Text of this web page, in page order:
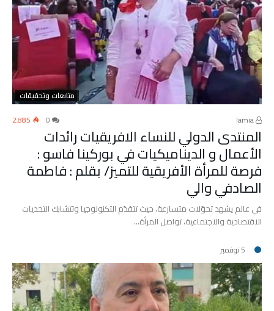
متابعات وتحقيقات
2٬885
المنتدى الدولي للنساء الافريقيات رائدات
الأعمال و الديناميكيات في بوركينا فاسو :
فرصة للمرأة الأفريقية للتميز/ بقلم : فاطمة
الصادفي والي
في عالم يشهد تحوّلات متسارعة، حيث تتقدّم التكنولوجيا وتتشابك التحديات
الاقتصادية والاجتماعية، تواصل المرأة…
5 نوفمبر